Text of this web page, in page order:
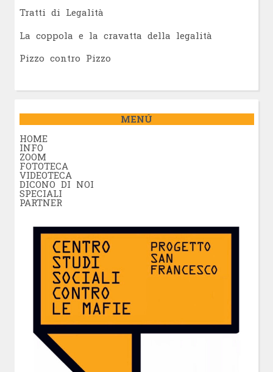
Tratti di Legalità
La coppola e la cravatta della legalità
Pizzo contro Pizzo
MENÚ
HOME
INFO
ZOOM
FOTOTECA
VIDEOTECA
DICONO DI NOI
SPECIALI
PARTNER